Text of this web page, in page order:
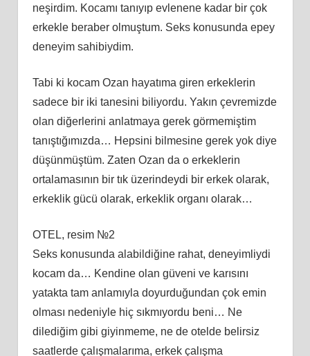
neşirdim. Kocamı tanıyıp evlenene kadar bir çok
erkekle beraber olmuştum. Seks konusunda epey
deneyim sahibiydim.
Tabi ki kocam Ozan hayatıma giren erkeklerin
sadece bir iki tanesini biliyordu. Yakın çevremizde
olan diğerlerini anlatmaya gerek görmemiştim
tanıştığımızda… Hepsini bilmesine gerek yok diye
düşünmüştüm. Zaten Ozan da o erkeklerin
ortalamasının bir tık üzerindeydi bir erkek olarak,
erkeklik gücü olarak, erkeklik organı olarak…
OTEL, resim №2
Seks konusunda alabildiğine rahat, deneyimliydi
kocam da… Kendine olan güveni ve karısını
yatakta tam anlamıyla doyurduğundan çok emin
olması nedeniyle hiç sıkmıyordu beni… Ne
dilediğim gibi giyinmeme, ne de otelde belirsiz
saatlerde çalışmalarıma, erkek çalışma